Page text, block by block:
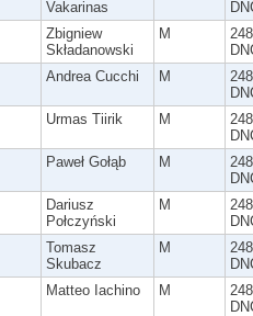
Vakarinas
Zbigniew
Składanowski
M
Andrea Cucchi M
Urmas Tiirik M
Paweł Gołąb M
Dariusz
Połczyński
M
Tomasz
Skubacz
M
Matteo Iachino M